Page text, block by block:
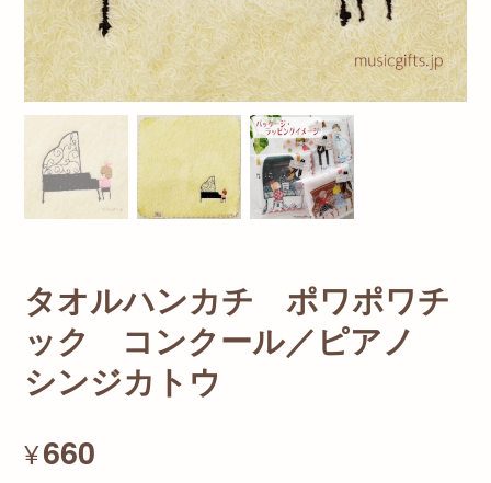
タオルハンカチ ポワポワチ
ック コンクール／ピアノ
シンジカトウ
¥660